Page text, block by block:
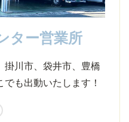
ター営業所
川市、袋井市、豊橋
も出動いたします！